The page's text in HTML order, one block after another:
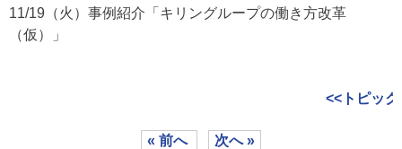
11/19（火）事例紹介「キリングループの働き方改革
（仮）」
<<トピッ
« 前へ 次へ »